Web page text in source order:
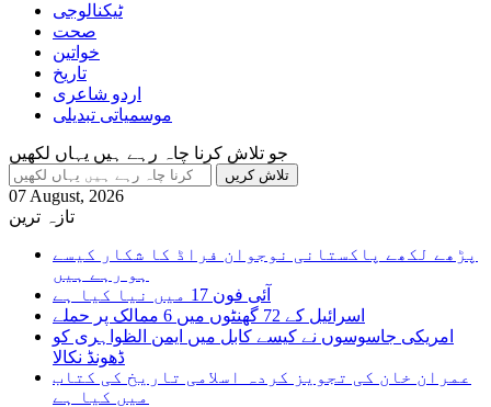
ٹیکنالوجی
صحت
خواتین
تاریخ
اردو شاعری
موسمیاتی تبدیلی
جو تلاش کرنا چاہ رہے ہیں یہاں لکھیں
07 August, 2026
تازہ ترین
پڑھے لکھے پاکستانی نوجوان فراڈ کا شکار کیسے
ہو رہے ہیں
آئی فون 17 میں نیا کیا ہے
اسرائیل کے 72 گھنٹوں میں 6 ممالک پر حملے
امریکی جاسوسوں نے کیسے کابل میں ایمن الظواہری کو
ڈھونڈ نکالا
عمران خان کی تجویز کردہ اسلامی تاریخ کی کتاب
میں کیا ہے